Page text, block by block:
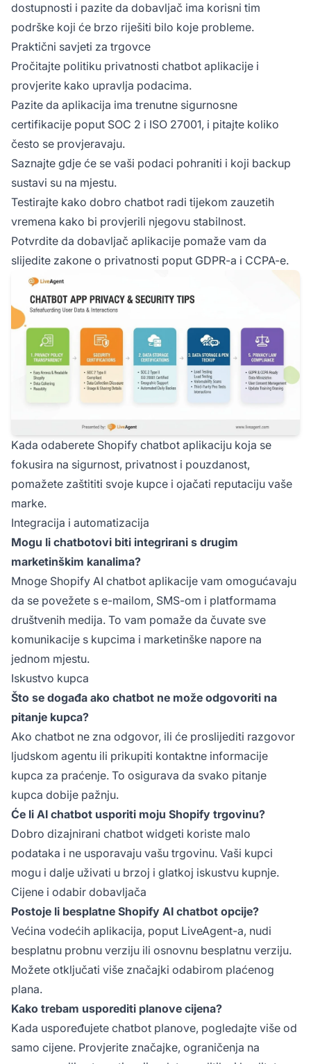
dostupnosti i pazite da dobavljač ima korisni tim
podrške koji će brzo riješiti bilo koje probleme.
Praktični savjeti za trgovce
Pročitajte politiku privatnosti chatbot aplikacije i
provjerite kako upravlja podacima.
Pazite da aplikacija ima trenutne sigurnosne
certifikacije poput SOC 2 i ISO 27001, i pitajte koliko
često se provjeravaju.
Saznajte gdje će se vaši podaci pohraniti i koji backup
sustavi su na mjestu.
Testirajte kako dobro chatbot radi tijekom zauzetih
vremena kako bi provjerili njegovu stabilnost.
Potvrdite da dobavljač aplikacije pomaže vam da
slijedite zakone o privatnosti poput GDPR-a i CCPA-e.
Kada odaberete Shopify chatbot aplikaciju koja se
fokusira na sigurnost, privatnost i pouzdanost,
pomažete zaštititi svoje kupce i ojačati reputaciju vaše
marke.
Integracija i automatizacija
Mogu li chatbotovi biti integrirani s drugim
marketinškim kanalima?
Mnoge Shopify AI chatbot aplikacije vam omogućavaju
da se povežete s e-mailom, SMS-om i platformama
društvenih medija. To vam pomaže da čuvate sve
komunikacije s kupcima i marketinške napore na
jednom mjestu.
Iskustvo kupca
Što se događa ako chatbot ne može odgovoriti na
pitanje kupca?
Ako chatbot ne zna odgovor, ili će proslijediti razgovor
ljudskom agentu ili prikupiti kontaktne informacije
kupca za praćenje. To osigurava da svako pitanje
kupca dobije pažnju.
Će li AI chatbot usporiti moju Shopify trgovinu?
Dobro dizajnirani chatbot widgeti koriste malo
podataka i ne usporavaju vašu trgovinu. Vaši kupci
mogu i dalje uživati u brzoj i glatkoj iskustvu kupnje.
Cijene i odabir dobavljača
Postoje li besplatne Shopify AI chatbot opcije?
Većina vodećih aplikacija, poput LiveAgent-a, nudi
besplatnu probnu verziju ili osnovnu besplatnu verziju.
Možete otključati više značajki odabirom plaćenog
plana.
Kako trebam usporediti planove cijena?
Kada uspoređujete chatbot planove, pogledajte više od
samo cijene. Provjerite značajke, ograničenja na